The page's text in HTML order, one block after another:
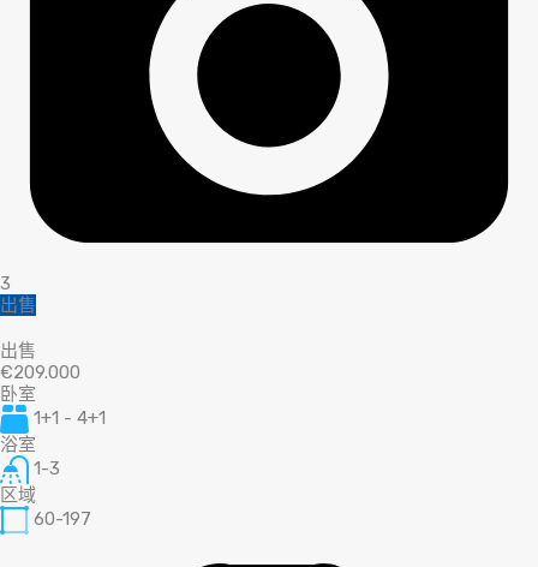
3
出售
出售
€209.000
卧室
1+1 - 4+1
浴室
1-3
区域
60-197